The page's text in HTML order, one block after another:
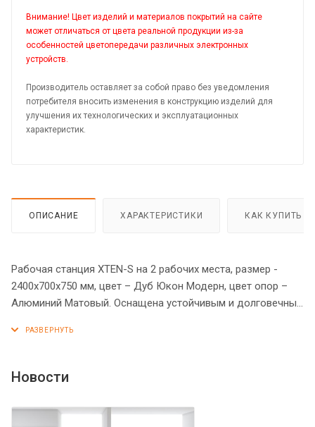
Внимание! Цвет изделий и материалов покрытий на сайте
может отличаться от цвета реальной продукции из-за
особенностей цветопередачи различных электронных
устройств.
Производитель оставляет за собой право без уведомления
потребителя вносить изменения в конструкцию изделий для
улучшения их технологических и эксплуатационных
характеристик.
ОПИСАНИЕ ХАРАКТЕРИСТИКИ КАК КУПИТЬ
Рабочая станция XTEN-S на 2 рабочих места, размер -
2400х700х750 мм, цвет – Дуб Юкон Модерн, цвет опор –
Алюминий Матовый. Оснащена устойчивым и долговечным
которые прочно соединены между собой металлической
между столешницей и опорами, что создает эффект
Новости